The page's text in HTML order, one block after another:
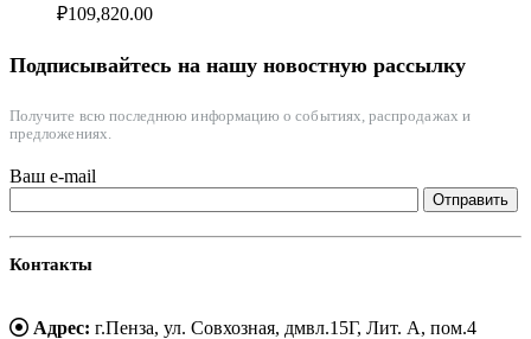
₽109,820.00
Подписывайтесь на нашу новостную рассылку
Получите всю последнюю информацию о событиях, распродажах и
предложениях.
Ваш e-mail
Контакты
Адрес: г.Пенза, ул. Совхозная, дмвл.15Г, Лит. А, пом.4